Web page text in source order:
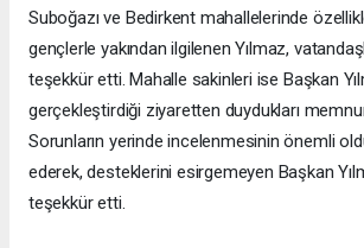
Suboğazı ve Bedirkent mahallelerinde
gençlerle yakından ilgilenen Yılmaz,
teşekkür etti. Mahalle sakinleri ise Başkan
gerçekleştirdiği ziyaretten duydukları
Sorunların yerinde incelenmesinin önemli
ederek, desteklerini esirgemeyen Başkan
teşekkür etti.